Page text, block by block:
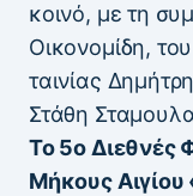
κοινό, με τη
Οικονομίδη,
ταινίας
Στάθη
Το 5ο Διεθνές
Μήκους